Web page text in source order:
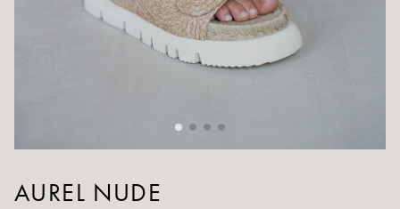
AUREL NUDE